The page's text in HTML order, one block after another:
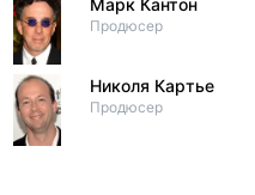
Марк Кантон
Продюсер
Николя Картье
Продюсер